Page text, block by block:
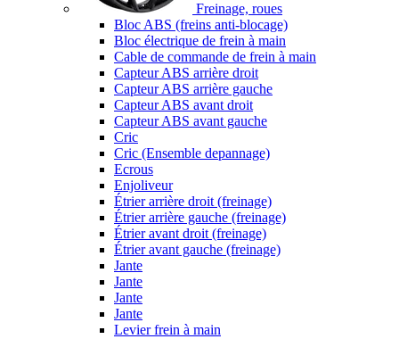
Freinage, roues
Bloc ABS (freins anti-blocage)
Bloc électrique de frein à main
Cable de commande de frein à main
Capteur ABS arrière droit
Capteur ABS arrière gauche
Capteur ABS avant droit
Capteur ABS avant gauche
Cric
Cric (Ensemble depannage)
Ecrous
Enjoliveur
Étrier arrière droit (freinage)
Étrier arrière gauche (freinage)
Étrier avant droit (freinage)
Étrier avant gauche (freinage)
Jante
Jante
Jante
Jante
Levier frein à main